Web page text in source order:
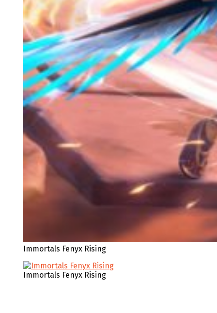
Immortals Fenyx Rising
Immortals Fenyx Rising